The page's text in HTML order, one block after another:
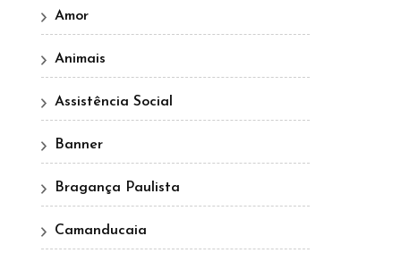
Amor
Animais
Assistência Social
Banner
Bragança Paulista
Camanducaia